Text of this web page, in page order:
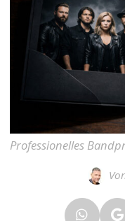
Professionelles